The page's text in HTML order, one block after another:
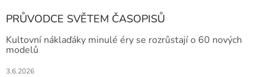
PRŮVODCE SVĚTEM ČASOPISŮ
Kultovní náklaďáky minulé éry se rozrůstají o 60 nových
modelů
3.6.2026